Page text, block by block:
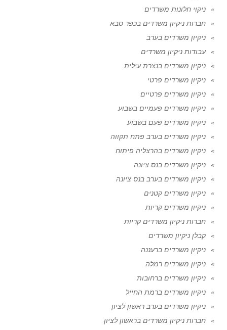
ניקוי חלונות משרדים
חברות ניקיון משרדים בכפר סבא
ניקיון משרדים בערב
עבודות ניקיון משרדים
ניקיון משרדים בנצרת עילית
ניקיון משרדים פרטי
ניקיון משרדים פרטיים
ניקיון משרדים פעמיים בשבוע
ניקיון משרדים פעם בשבוע
ניקיון משרדים בערב פתח תקווה
ניקיון משרדים בהרצליה פיתוח
ניקיון משרדים בנס ציונה
ניקיון משרדים בערב בנס ציונה
ניקיון משרדים קטנים
ניקיון משרדים קריות
חברות ניקיון משרדים קריות
קבלן ניקיון משרדים
ניקיון משרדים ברעננה
ניקיון משרדים רמלה
ניקיון משרדים ברחובות
ניקיון משרדים ברמת החייל
ניקיון משרדים בערב ראשון לציון
חברות ניקיון משרדים בראשון לציון